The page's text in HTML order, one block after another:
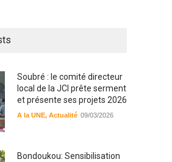
Soubré : le comité directeur
local de la JCI prête serment
et présente ses projets 2026
A la UNE, Actualité 09/03/2026
Bondoukou: Sensibilisation